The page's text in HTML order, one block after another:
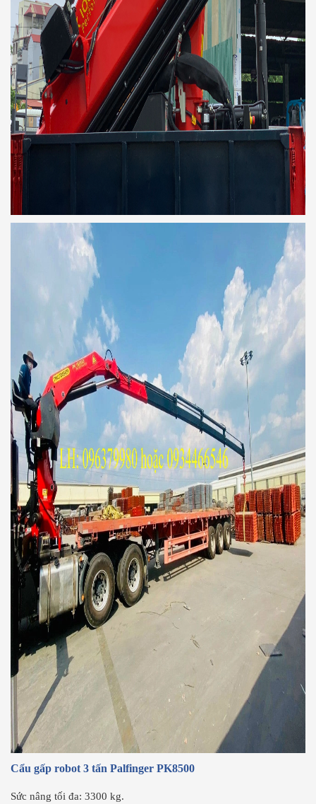
Cẩu gấp robot 3 tấn Palfinger PK8500
Sức nâng tối đa: 3300 kg.